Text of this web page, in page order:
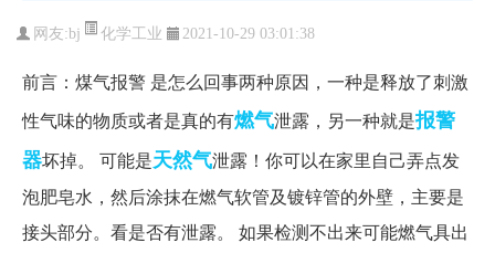
网友:bj 化学工业 2021-10-29 03:01:38
前言：煤气报警 是怎么回事两种原因，一种是释放了刺激
性气味的物质或者是真的有燃气泄露，另一种就是报警
器坏掉。 可能是天然气泄露！你可以在家里自己弄点发
泡肥皂水，然后涂抹在燃气软管及镀锌管的外壁，主要是
接头部分。看是否有泄露。 如果检测不出来可能燃气具出